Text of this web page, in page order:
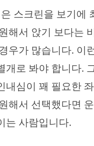
스크린을 보기에
해서 앉기 보다는
우가 많습니다. 이
개로 봐야 합니다.
내심이 꽤 필요한
해서 선택했다면
는 사람입니다.